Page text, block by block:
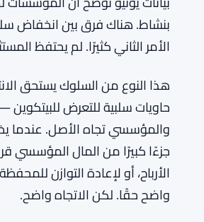
المؤسسات تسحب
لا تزال التدفقات منذ بداية
بيانات يونيو توضح أن
بنشاط. هناك فرق بين انخفاض
الأمر الثاني كثيرًا. لم يحتفظ